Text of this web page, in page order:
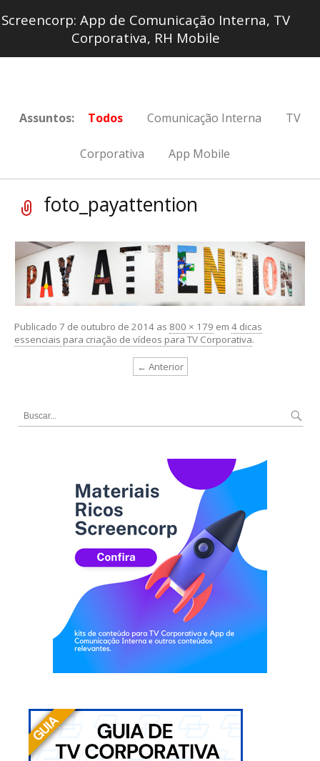
Screencorp: App de Comunicação Interna, TV
Corporativa, RH Mobile
Assuntos: Todos Comunicação Interna TV
Corporativa App Mobile
foto_payattention
Publicado 7 de outubro de 2014 as 800 × 179 em 4 dicas
essenciais para criação de vídeos para TV Corporativa.
← Anterior